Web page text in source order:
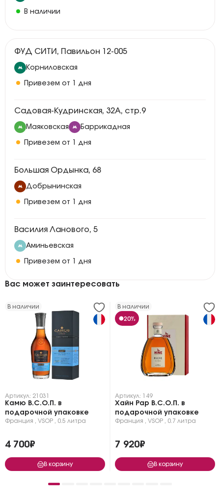
В наличии
ФУД СИТИ, Павильон 12-005
Корниловская
Привезем от 1 дня
Садовая-Кудринская, 32А, стр.9
Маяковская Баррикадная
Привезем от 1 дня
Большая Ордынка, 68
Добрынинская
Привезем от 1 дня
Василия Ланового, 5
Аминьевская
Привезем от 1 дня
Вас может заинтересовать
В наличии
Артикул: 21031
Камю В.С.О.П. в
подарочной упаковке
Франция VSOP 0.5 литра
4 700₽
В корзину
В наличии
20%
Артикул: 149
Хайн Рар В.С.О.П. в
подарочной упаковке
Франция VSOP 0.7 литра
7 920₽
В корзину